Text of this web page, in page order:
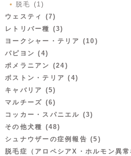
脱毛 (1)
ウェスティ (7)
レトリバー種 (3)
ヨークシャー・テリア (10)
パピヨン (4)
ポメラニアン (24)
ボストン・テリア (4)
キャバリア (5)
マルチーズ (6)
コッカー・スパニエル (3)
その他犬種 (48)
シュナウザーの症例報告 (5)
脱毛症（アロペシアX・ホルモン異